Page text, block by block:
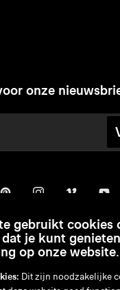
onze
gebruikt cookies
je kunt
op onze website.
Dit zijn noodzakelijke